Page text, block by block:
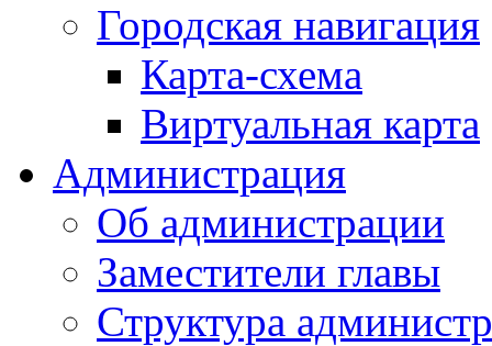
Городская навигация
Карта-схема
Виртуальная карта
Администрация
Об администрации
Заместители главы
Структура